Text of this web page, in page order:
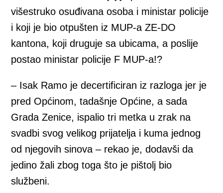
višestruko osuđivana osoba i ministar policije
i koji je bio otpušten iz MUP-a ZE-DO
kantona, koji druguje sa ubicama, a poslije
postao ministar policije F MUP-a!?
– Isak Ramo je decertificiran iz razloga jer je
pred Općinom, tadašnje Općine, a sada
Grada Zenice, ispalio tri metka u zrak na
svadbi svog velikog prijatelja i kuma jednog
od njegovih sinova – rekao je, dodavši da
jedino žali zbog toga što je pištolj bio
službeni.